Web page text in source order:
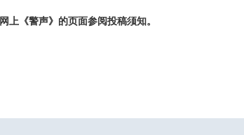
上《警声》的页面参阅投稿须知。